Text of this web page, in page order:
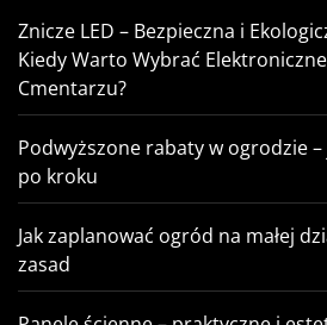
Znicze LED – Bezpieczna i
Kiedy Warto Wybrać Elektroniczne
Cmentarzu?
Podwyższone rabaty w ogrodzie
po kroku
Jak zaplanować ogród na małej
zasad